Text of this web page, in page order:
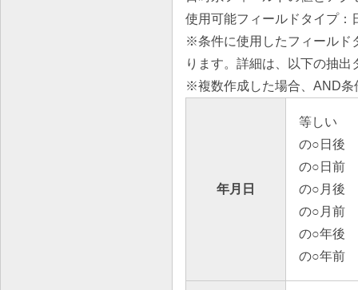
使用可能フィールドタイプ：
※条件に使用したフィールド
ります。詳細は、以下の抽
※複数作成した場合、AND条
年月日
等しい
の○日後
の○日前
の○月後
の○月前
の○年後
の○年前